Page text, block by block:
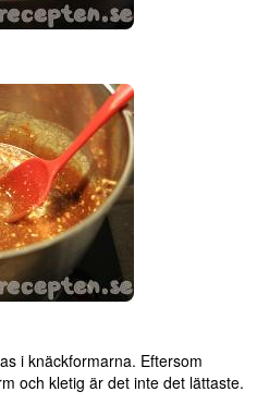
i knäckformarna. Eftersom
och kletig är det inte det lättaste.